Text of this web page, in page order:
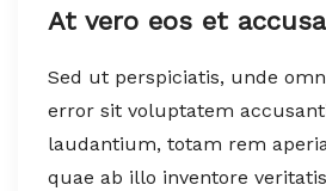
At vero eos et
Sed ut perspiciatis, unde
error sit voluptatem
laudantium, totam rem
quae ab illo inventore